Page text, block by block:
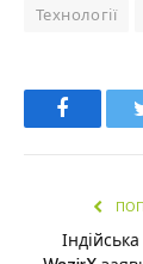
Технології